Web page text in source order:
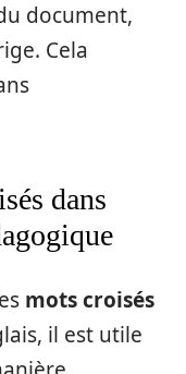
document,
Cela
dans
mots croisés
il est utile